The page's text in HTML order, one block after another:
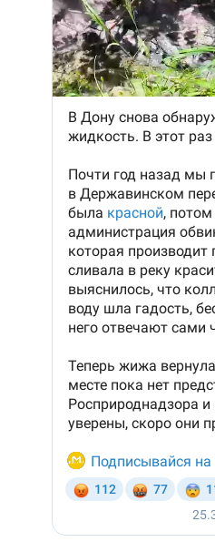
По данным СМИ
,
18-летнего знакомого
месяцем ранее избил и
таким образом молодой
Примечательно, что
уже нападали возле
неизвестный несколько
спортсмена из
открыл огоньв ответ.
Привлекла
случайно